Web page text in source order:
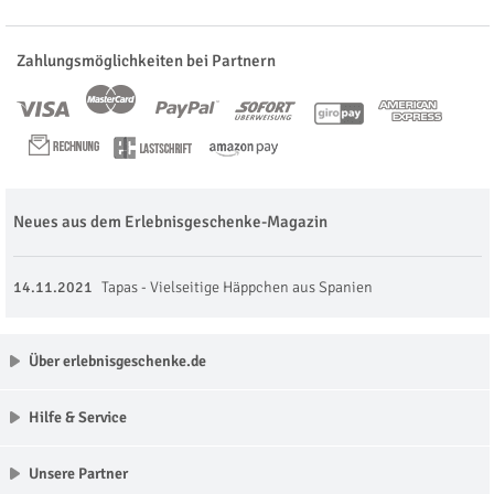
Zahlungsmöglichkeiten bei Partnern
Neues aus dem Erlebnisgeschenke-Magazin
14.11.2021 Tapas - Vielseitige Häppchen aus Spanien
Über erlebnisgeschenke.de
Hilfe & Service
Unsere Partner